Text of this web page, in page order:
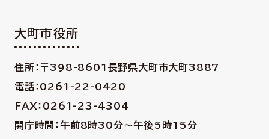
大町市役所
住所：〒398-8601 長野県大町市大町3887
電話：0261-22-0420
FAX：0261-23-4304
開庁時間：午前8時30分〜午後5時15分